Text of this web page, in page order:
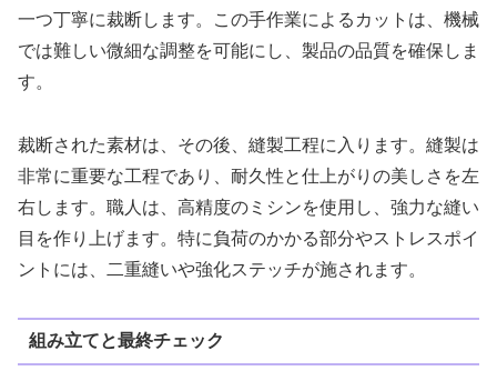
一つ丁寧に裁断します。この手作業によるカットは、機械
では難しい微細な調整を可能にし、製品の品質を確保しま
す。
裁断された素材は、その後、縫製工程に入ります。縫製は
非常に重要な工程であり、耐久性と仕上がりの美しさを左
右します。職人は、高精度のミシンを使用し、強力な縫い
目を作り上げます。特に負荷のかかる部分やストレスポイ
ントには、二重縫いや強化ステッチが施されます。
組み立てと最終チェック